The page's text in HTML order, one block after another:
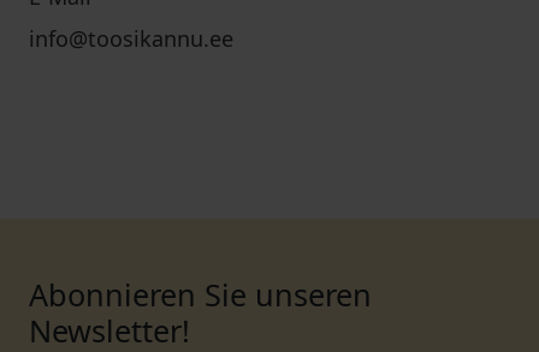
info@toosikannu.ee
Abonnieren Sie unseren
Newsletter!